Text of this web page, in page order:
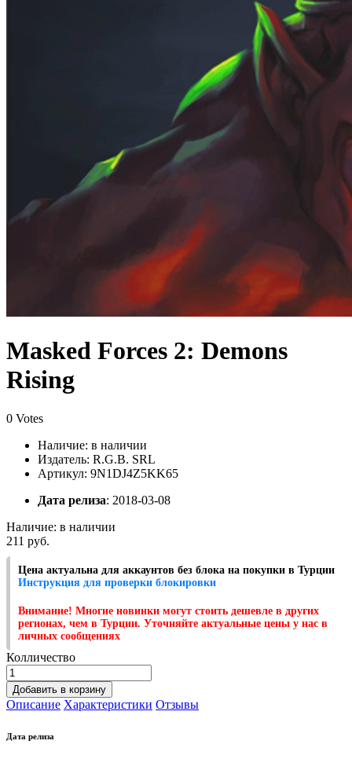
Masked Forces 2: Demons
Rising
0 Votes
Наличие: в наличии
Издатель: R.G.B. SRL
Артикул: 9N1DJ4Z5KK65
Дата релиза: 2018-03-08
Наличие: в наличии
211 руб.
Цена актуальна для аккаунтов без блока на покупки в Турции
Инструкция для проверки блокировки
Внимание! Многие новинки могут стоить дешевле в других
регионах, чем в Турции. Уточняйте актуальные цены у нас в
личных сообщениях
Колличество
Добавить в корзину
Описание Характеристики Отзывы
Дата релиза